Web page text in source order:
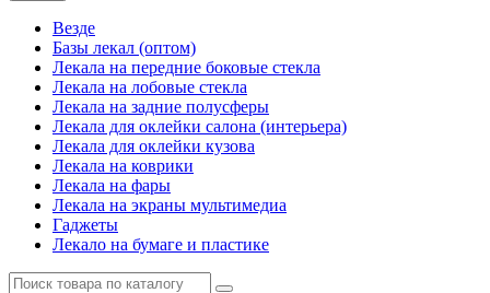
Везде
Базы лекал (оптом)
Лекала на передние боковые стекла
Лекала на лобовые стекла
Лекала на задние полусферы
Лекала для оклейки салона (интерьера)
Лекала для оклейки кузова
Лекала на коврики
Лекала на фары
Лекала на экраны мультимедиа
Гаджеты
Лекало на бумаге и пластике